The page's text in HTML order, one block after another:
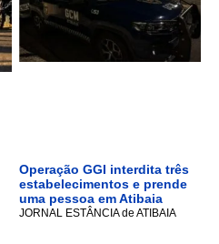
Operação GGI interdita três
estabelecimentos e prende
uma pessoa em Atibaia
JORNAL ESTÂNCIA de ATIBAIA